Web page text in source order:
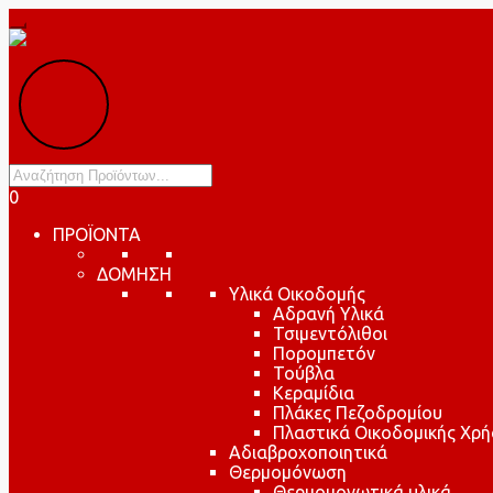
Products
search
0
ΠΡΟΪΟΝΤΑ
ΔΟΜΗΣΗ
Υλικά Οικοδομής
Αδρανή Υλικά
Τσιμεντόλιθοι
Πορομπετόν
Τούβλα
Κεραμίδια
Πλάκες Πεζοδρομίου
Πλαστικά Οικοδομικής
Αδιαβροχοποιητικά
Θερμομόνωση